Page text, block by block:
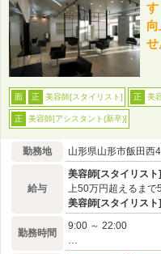
せ
面 正 美容師[スタイリスト] 正 美
正 美容師[アシスタント(新卒)]
勤務地 山形県山形市飯田
給与
美容師[スタイリスト]
上50万円超えるま
美容師[スタイリスト]
勤務時間
9:00 ～ 22:00
…